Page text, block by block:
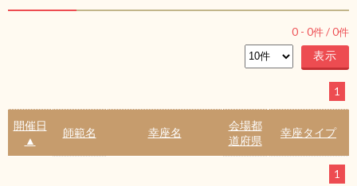
0 - 0件 /0件
1
開催日
▲
師範名 幸座名
会場都
道府県
幸座タイプ
1